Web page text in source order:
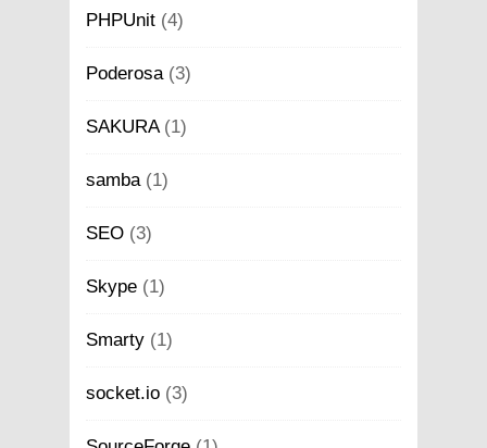
PHPUnit (4)
Poderosa(3)
SAKURA(1)
samba(1)
SEO (3)
Skype (1)
Smarty (1)
socket.io (3)